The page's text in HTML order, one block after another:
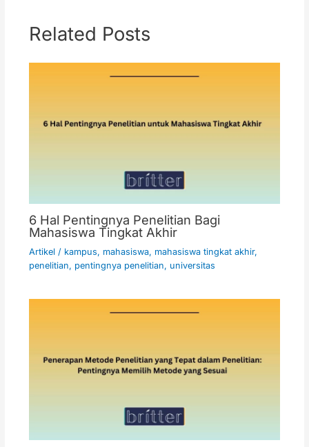
Related Posts
6 Hal Pentingnya Penelitian Bagi
Mahasiswa Tingkat Akhir
Artikel / kampus, mahasiswa, mahasiswa tingkat akhir,
penelitian, pentingnya penelitian, universitas